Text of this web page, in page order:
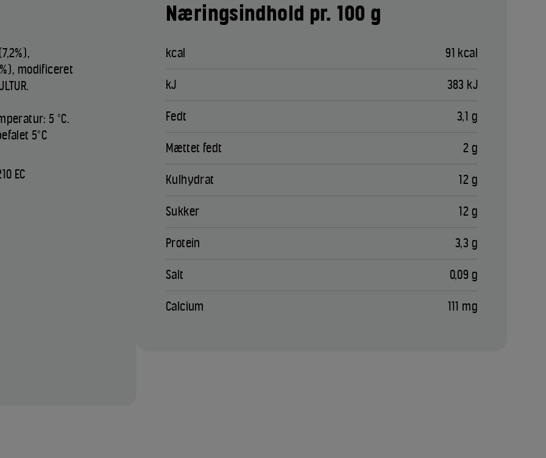
modificeret
5 °C.
5°C
EC
Næringsindhold pr. 100 g
kcal 91 kcal
kJ 383 kJ
Fedt 3,1 g
Mættet fedt 2 g
Kulhydrat 12 g
Sukker 12 g
Protein 3,3 g
Salt 0,09 g
Calcium 111 mg